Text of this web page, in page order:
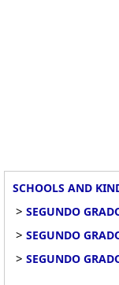
SCHOOLS AND
> SEGUNDO
> SEGUNDO
> SEGUNDO